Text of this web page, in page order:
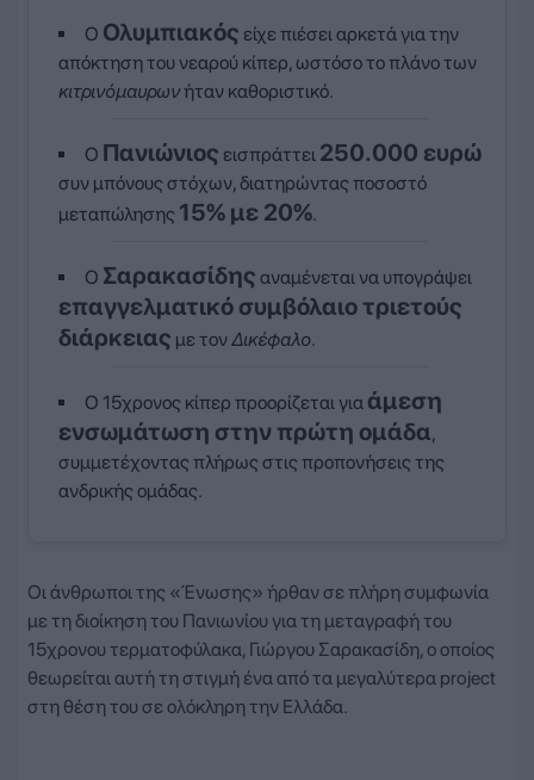
Ο Ολυμπιακός είχε πιέσει αρκετά για την
απόκτηση του νεαρού κίπερ, ωστόσο το πλάνο των
κιτρινόμαυρωνήταν καθοριστικό.
Ο Πανιώνιος εισπράττει 250.000 ευρώ
συν μπόνους στόχων, διατηρώντας ποσοστό
μεταπώλησης 15% με 20%.
Ο Σαρακασίδης αναμένεται να υπογράψει
επαγγελματικό συμβόλαιο τριετούς
διάρκειας με τονΔικέφαλο.
Ο 15χρονος κίπερ προορίζεται για άμεση
ενσωμάτωση στην πρώτη ομάδα,
συμμετέχοντας πλήρως στις προπονήσεις της
ανδρικής ομάδας.
Οι άνθρωποι της «Ένωσης» ήρθαν σε πλήρη συμφωνία
με τη διοίκηση του Πανιωνίου για τη μεταγραφή του
15χρονου τερματοφύλακα, Γιώργου Σαρακασίδη, ο οποίος
θεωρείται αυτή τη στιγμή ένα από τα μεγαλύτερα project
στη θέση του σε ολόκληρη την Ελλάδα.